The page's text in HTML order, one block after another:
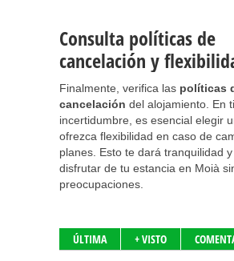
Consulta políticas de
cancelación y
Finalmente, verifica las políticas
cancelación del alojamiento. En
incertidumbre, es esencial elegir
ofrezca flexibilidad en caso de
planes. Esto te dará tranquilidad
disfrutar de tu estancia en Moià
preocupaciones.
ÚLTIMA + VISTO